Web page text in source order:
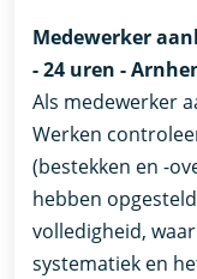
Medewerker
- 24 uren -
Als medewerker
Werken
(bestekken en -
hebben
volledigheid,
systematiek en